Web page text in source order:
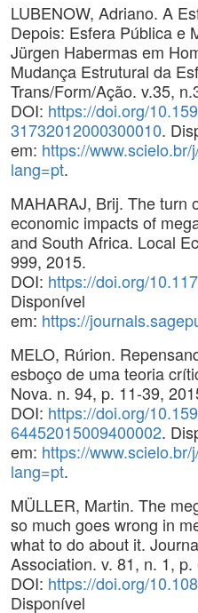
LUBENOW, Adriano. A
Depois: Esfera Pública e
Jürgen Habermas em
Mudança Estrutural da
Trans/Form/Ação. v.35,
DOI: https://doi.org/
31732012000300010.
em: https://
lang=pt.
MAHARAJ, Brij. The turn
economic impacts of
and South Africa. Local
999, 2015.
DOI: https://doi.org/
Disponível
em: https://
MELO, Rúrion.
esboço de uma teoria
Nova. n. 94, p. 11-39,
DOI: https://doi.org/
64452015009400002.
em: https://
lang=pt.
MÜLLER, Martin. The
so much goes wrong in
what to do about it.
Association. v. 81, n. 1,
DOI: https://doi.org/
Disponível